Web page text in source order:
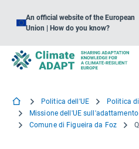
An official website of the European
Union | How do you know?
Politica dell'UE
Politica
Missione dell'UE sull'adattamento
Comune di Figueira da Foz